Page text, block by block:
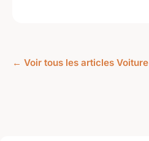
← Voir tous les articles Voiture